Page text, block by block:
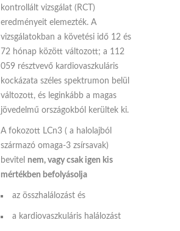
kontrollált vizsgálat (RCT)
eredményeit elemezték. A
vizsgálatokban a követési idő 12 és
72 hónap között változott; a 112
059 résztvevő kardiovaszkuláris
kockázata széles spektrumon belül
változott, és leginkább a magas
jövedelmű országokból kerültek ki.
A fokozott LCn3 ( a halolajból
származó omaga-3 zsírsavak)
bevitel nem, vagy csak igen kis
mértékben befolyásolja
az összhalálozást és
a kardiovaszkuláris halálozást